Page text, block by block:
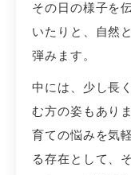
その日の様子を
いたりと、自然
弾みます。
中には、少し長
む方の姿もあり
育ての悩みを気
る存在として、